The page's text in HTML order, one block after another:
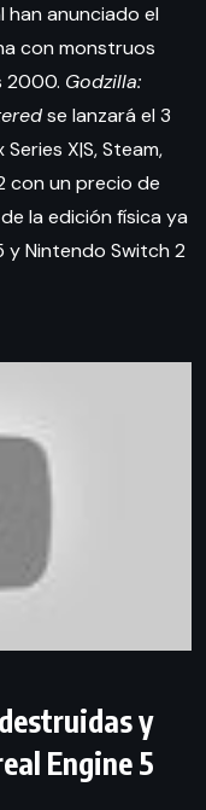
han anunciado el
con monstruos
2000. Godzilla:
se lanzará el 3
X|S, Steam,
con un precio de
la edición física ya
y Nintendo Switch 2
y
Engine 5